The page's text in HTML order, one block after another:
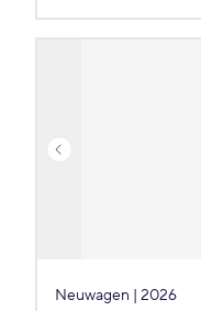
Neuwagen | 2026